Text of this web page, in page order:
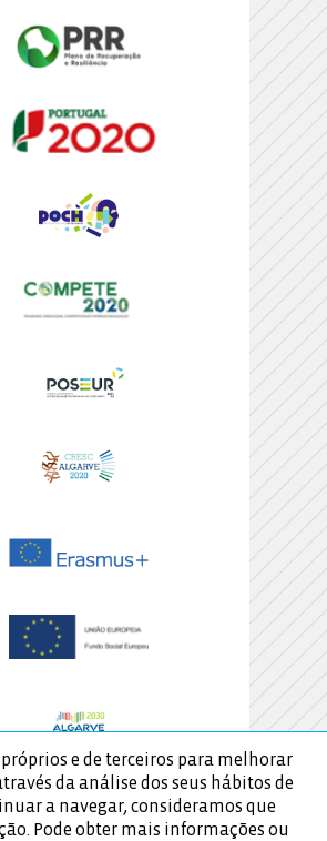
e de terceiros para melhorar
da análise dos seus hábitos de
a navegar, consideramos que
Pode obter mais informações ou